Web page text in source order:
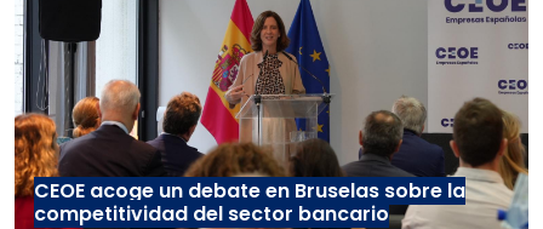
CEOE acoge un debate en Bruselas sobre la
competitividad del sector bancario